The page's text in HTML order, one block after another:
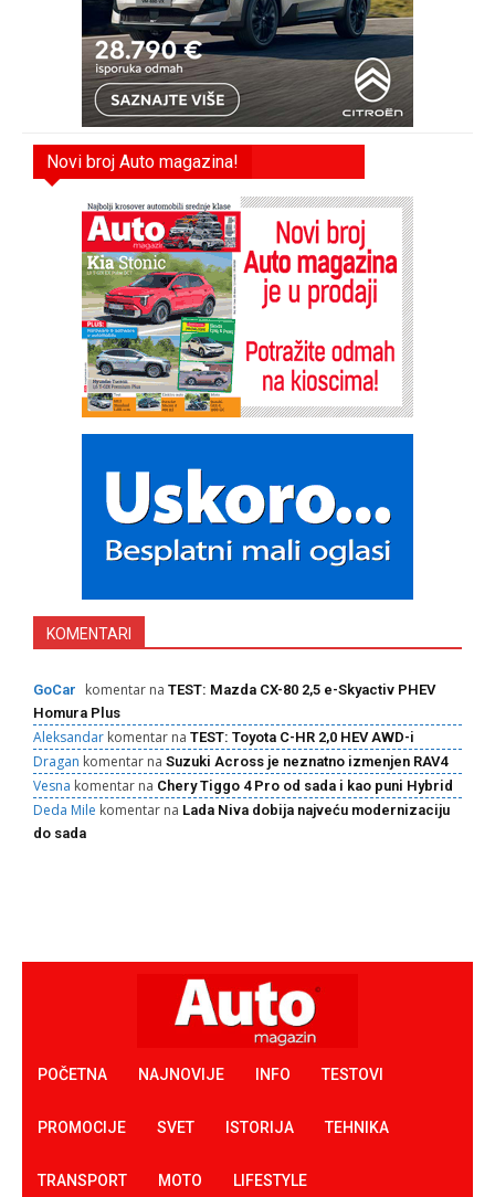
Novi broj Auto magazina!
KOMENTARI
GoCar komentar na TEST: Mazda CX-80 2,5 e-Skyactiv PHEV
Homura Plus
Aleksandar komentar na TEST: Toyota C-HR 2,0 HEV AWD-i
Dragan komentar na Suzuki Across je neznatno izmenjen RAV4
Vesna komentar na Chery Tiggo 4 Pro od sada i kao puni Hybrid
Deda Mile komentar na Lada Niva dobija najveću modernizaciju
do sada
POČETNA NAJNOVIJE INFO TESTOVI
PROMOCIJE SVET ISTORIJA TEHNIKA
TRANSPORT MOTO LIFESTYLE